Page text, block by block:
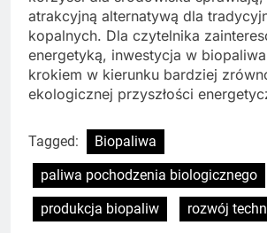
atrakcyjną alternatywą dla
kopalnych. Dla czytelnika
energetyką, inwestycja w
krokiem w kierunku bardziej
ekologicznej przyszłości
Tagged:
Biopaliwa
paliwa pochodzenia biologicznego
produkcja biopaliw
rozwój